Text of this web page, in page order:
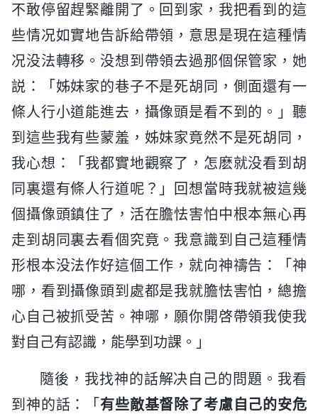
不敢停留趕緊離開了。回到家，我把看到的這
些情况如實地告訴給帶領，意思是現在這種情
况没法轉移。没想到帶領去過那個保管家，她
説：「姊妹家的巷子不是死胡同，側面還有一
條人行小道能進去，攝像頭是看不到的。」聽
到這些我有些蒙羞，姊妹家竟然不是死胡同，
我心想：「我都實地觀察了，怎麽就没看到胡
同裏還有條人行道呢？」回想當時我就被這幾
個攝像頭鎮住了，活在膽怯害怕中根本無心再
走到胡同裏去看個究竟。我意識到自己這種情
形根本没法作好這個工作，就向神禱告：「神
哪，看到攝像頭到處都是我就膽怯害怕，總擔
心自己被抓受苦。神哪，願你開啓帶領我使我
對自己有認識，能學到功課。」
隨後，我找神的話解决自己的問題。我看
到神的話：「 有些敵基督除了考慮自己的安危